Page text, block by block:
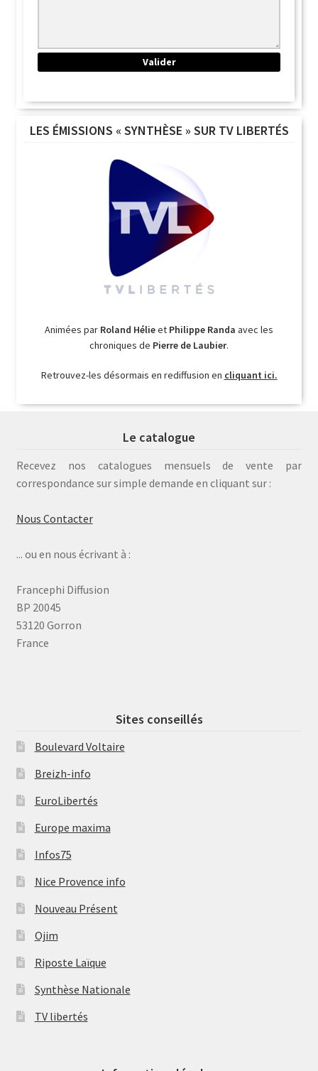
LES ÉMISSIONS « SYNTHÈSE » SUR TV LIBERTÉS
Animées par Roland Hélieet Philippe Randa avec les
chroniques de Pierre de Laubier.
Retrouvez-les désormais en rediffusion en cliquant ici.
Le catalogue
Recevez nos catalogues mensuels de vente par
correspondance sur simple demande en cliquant sur :
Nous Contacter
... ou en nous écrivant à :
Francephi Diffusion
BP 20045
53120 Gorron
France
Sites conseillés
Boulevard Voltaire
Breizh-info
EuroLibertés
Europe maxima
Infos75
Nice Provence info
Nouveau Présent
Ojim
Riposte Laïque
Synthèse Nationale
TV libertés